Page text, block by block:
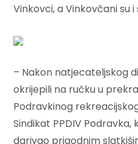
Vinkovci, a Vinkovčani su
– Nakon natjecateljskog
okrijepili na ručku u
Podravkinog
Sindikat PPDIV Podravka,
darivao prigodnim